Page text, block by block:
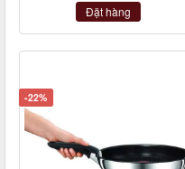
Đặt hàng
-22%